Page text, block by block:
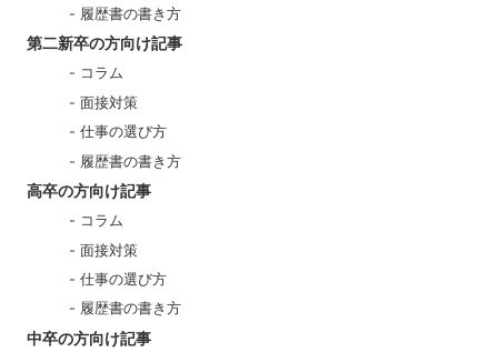
履歴書の書き方
第二新卒の方向け記事
コラム
面接対策
仕事の選び方
履歴書の書き方
高卒の方向け記事
コラム
面接対策
仕事の選び方
履歴書の書き方
中卒の方向け記事